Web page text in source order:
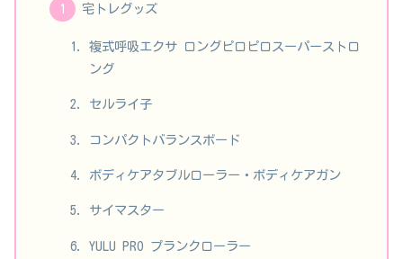
宅トレグッズ
複式呼吸エクサ ロングピロピロスーパーストロ
ング
セルライ子
コンパクトバランスボード
ボディケアタブルローラー・ボディケアガン
サイマスター
YULU PRO プランクローラー